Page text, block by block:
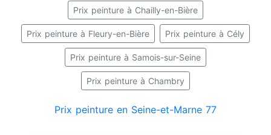
Prix peinture à Chailly-en-Bière
Prix peinture à Fleury-en-Bière Prix peinture à Cély
Prix peinture à Samois-sur-Seine
Prix peinture à Chambry
Prix peinture en Seine-et-Marne 77